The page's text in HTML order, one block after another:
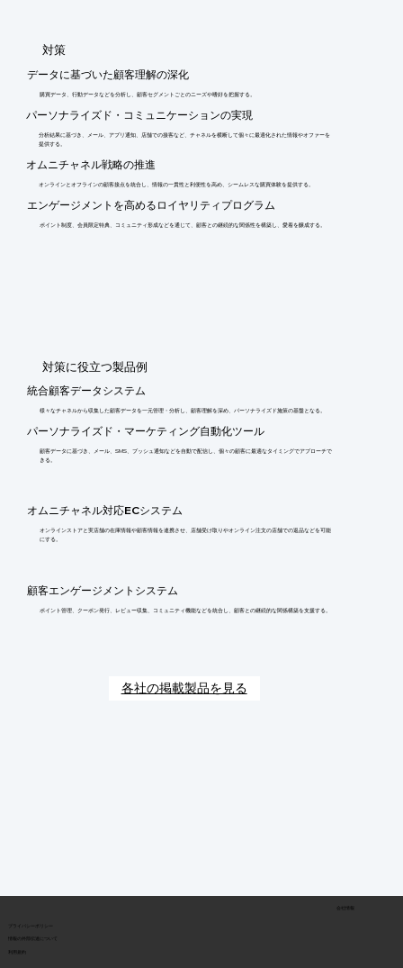
​対策
データに基づいた顧客理解の深化
購買データ、行動データなどを分析し、顧客セグメントごとのニーズや嗜好を把握する。
パーソナライズド・コミュニケーションの実現
分析結果に基づき、メール、アプリ通知、店舗での接客など、チャネルを横断して個々に最適化された情報やオファーを
提供する。
オムニチャネル戦略の推進
オンラインとオフラインの顧客接点を統合し、情報の一貫性と利便性を高め、シームレスな購買体験を提供する。
エンゲージメントを高めるロイヤリティプログラム
ポイント制度、会員限定特典、コミュニティ形成などを通じて、顧客との継続的な関係性を構築し、愛着を醸成する。
​対策に役立つ製品例
統合顧客データシステム
様々なチャネルから収集した顧客データを一元管理・分析し、顧客理解を深め、パーソナライズド施策の基盤となる。
パーソナライズド・マーケティング自動化ツール
顧客データに基づき、メール、SMS、プッシュ通知などを自動で配信し、個々の顧客に最適なタイミングでアプローチで
きる。
オムニチャネル対応ECシステム
オンラインストアと実店舗の在庫情報や顧客情報を連携させ、店舗受け取りやオンライン注文の店舗での返品などを可能
にする。
顧客エンゲージメントシステム
ポイント管理、クーポン発行、レビュー収集、コミュニティ機能などを統合し、顧客との継続的な関係構築を支援する。
各社の掲載製品を見る
​プライバシーポリシー
​情報の外部伝達について
利用規約
会社情報